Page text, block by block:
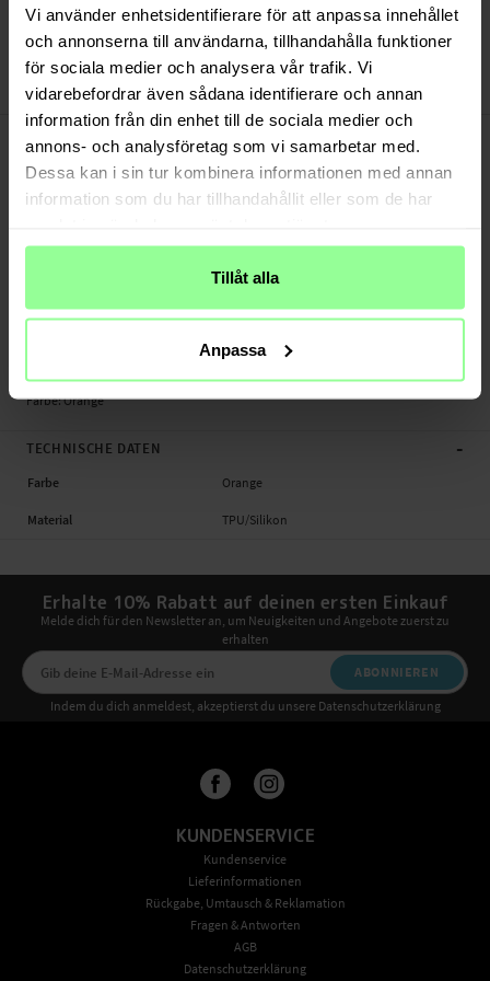
Vi använder enhetsidentifierare för att anpassa innehållet
och annonserna till användarna, tillhandahålla funktioner
för sociala medier och analysera vår trafik. Vi
vidarebefordrar även sådana identifierare och annan
information från din enhet till de sociala medier och
annons- och analysföretag som vi samarbetar med.
Dessa kan i sin tur kombinera informationen med annan
information som du har tillhandahållit eller som de har
Tillåt alla
Anpassa
Bezahle sicher via Klarna oder PayPal
30 Tage Rückgaberecht
Art number:48218 Ringke
PRODUKTBESCHREIBUNG
Armband aus gummi für Coros Apex 2.
Geeignet für:
Material: TPU
Farbe: Orange
TECHNISCHE DATEN -
Farbe Orange
Material TPU/Silikon
Erhalte 10% Rabatt auf deinen ersten Einkauf
Melde dich für den Newsletter an, um Neuigkeiten und Angebote zuerst zu
erhalten
ABONNIEREN
Indem du dich anmeldest, akzeptierst du unsere Datenschutzerklärung
KUNDENSERVICE
Kundenservice
Lieferinformationen
Rückgabe, Umtausch & Reklamation
Fragen & Antworten
AGB
Datenschutzerklärung